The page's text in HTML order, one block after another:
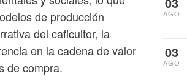
de producción
del caficultor, la
en la cadena de valor
de compra.
AGO
03
AGO